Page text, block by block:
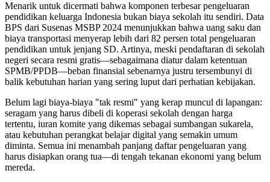
Menarik untuk dicermati bahwa komponen terbesar pengeluaran
pendidikan keluarga Indonesia bukan biaya sekolah itu sendiri. Data
BPS dari Susenas MSBP 2024 menunjukkan bahwa uang saku dan
biaya transportasi menyerap lebih dari 82 persen total pengeluaran
pendidikan untuk jenjang SD. Artinya, meski pendaftaran di sekolah
negeri secara resmi gratis—sebagaimana diatur dalam ketentuan
SPMB/PPDB—beban finansial sebenarnya justru tersembunyi di
balik kebutuhan harian yang sering luput dari perhatian kebijakan.
Belum lagi biaya-biaya "tak resmi" yang kerap muncul di lapangan:
seragam yang harus dibeli di koperasi sekolah dengan harga
tertentu, iuran komite yang dikemas sebagai sumbangan sukarela,
atau kebutuhan perangkat belajar digital yang semakin umum
diminta. Semua ini menambah panjang daftar pengeluaran yang
harus disiapkan orang tua—di tengah tekanan ekonomi yang belum
mereda.